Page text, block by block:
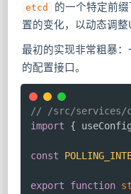
etcd
的一个特定前
置的变化，以动态调整
最初的实现非常粗暴
的配置接口。
// /src/services/
import
{
const
export function